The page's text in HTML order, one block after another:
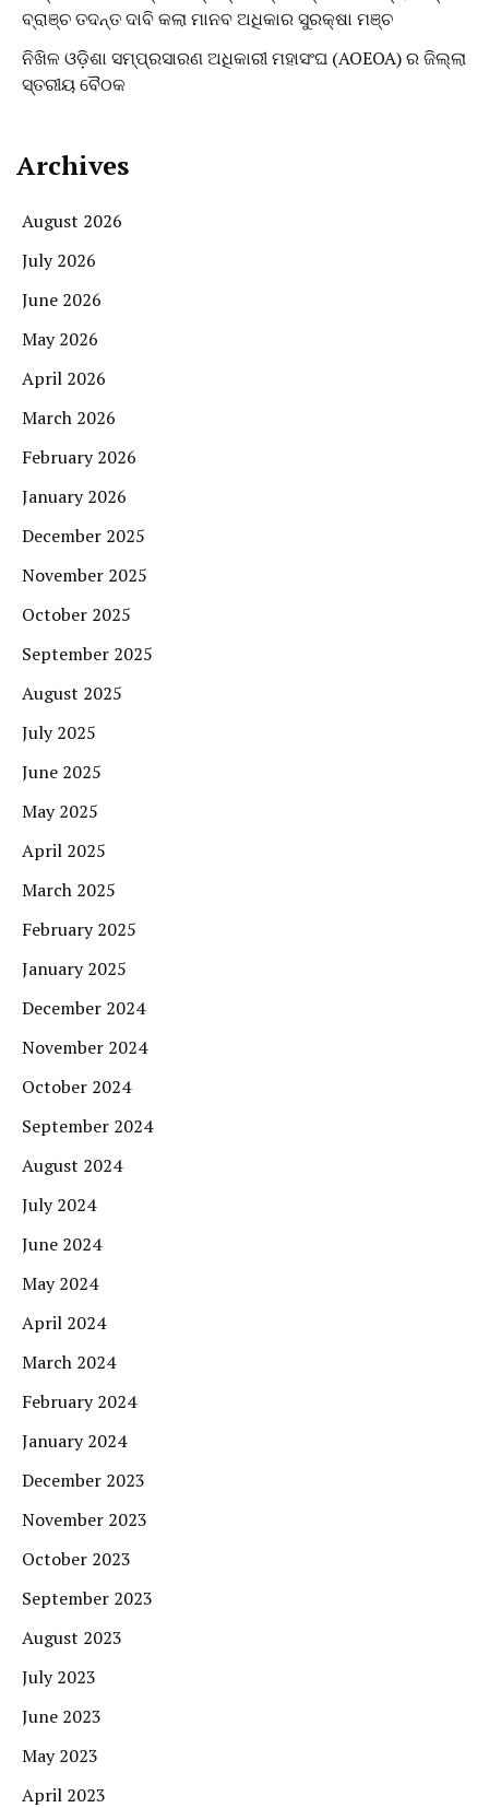
ବ୍ରାଞ୍ଚ ତଦନ୍ତ ଦାବି କଲା ମାନବ ଅଧିକାର ସୁରକ୍ଷା ମଞ୍ଚ
ନିଖିଳ ଓଡ଼ିଶା ସମ୍ପ୍ରସାରଣ ଅଧିକାରୀ ମହାସଂଘ (AOEOA) ର ଜିଲ୍ଲା
ସ୍ତରୀୟ ବୈଠକ
Archives
August 2026
July 2026
June 2026
May 2026
April 2026
March 2026
February 2026
January 2026
December 2025
November 2025
October 2025
September 2025
August 2025
July 2025
June 2025
May 2025
April 2025
March 2025
February 2025
January 2025
December 2024
November 2024
October 2024
September 2024
August 2024
July 2024
June 2024
May 2024
April 2024
March 2024
February 2024
January 2024
December 2023
November 2023
October 2023
September 2023
August 2023
July 2023
June 2023
May 2023
April 2023